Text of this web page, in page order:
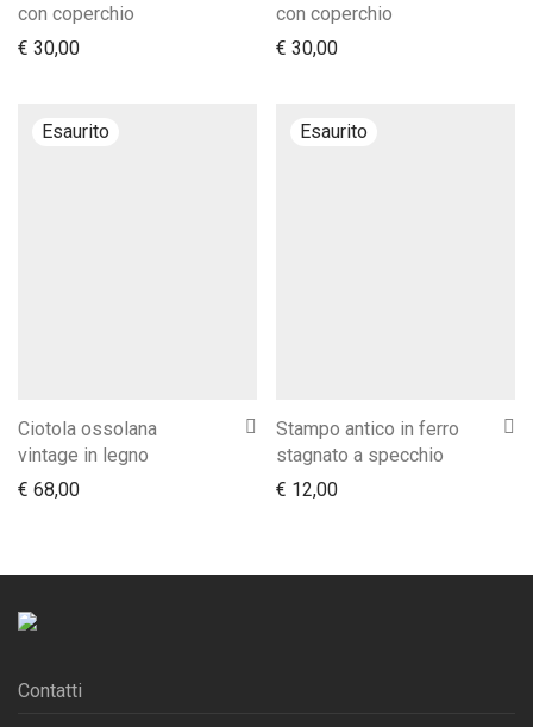
con coperchio
€ 30,00
con coperchio
€ 30,00
Ciotola ossolana
vintage in legno
€ 68,00
Stampo antico in ferro
stagnato a specchio
€ 12,00
Contatti